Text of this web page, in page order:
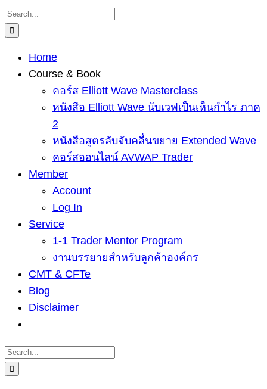
Skip
to
Search
for:
Home
Course & Book
คอร์ส Elliott Wave Masterclass
หนังสือ Elliott Wave นับเวฟเป็นเห็นกำไร ภาค
2
หนังสือสูตรลับจับคลื่นขยาย Extended Wave
คอร์สออนไลน์ AVWAP Trader
Member
Account
Log In
Service
1-1 Trader Mentor Program
งานบรรยายสำหรับลูกค้าองค์กร
CMT & CFTe
Blog
Disclaimer
Search
for: